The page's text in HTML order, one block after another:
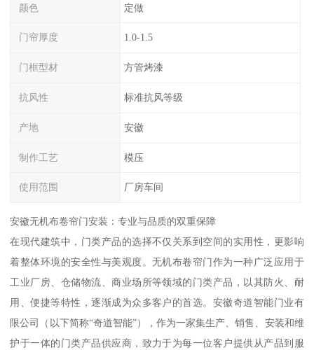
颜色 定做
门帘厚度 1.0-1.5
门框型材 方管烤漆
抗风性 标准抗风等级
产地 安徽
制作工艺 模压
使用范围 厂房车间
安徽无机布卷帘门安装：专业与品质的双重保障
在现代建筑中，门类产品的选择不仅关系到空间的实用性，更影响
着整体环境的安全性与美观度。无机布卷帘门作为一种广泛应用于
工业厂房、仓储物流、商业场所等领域的门类产品，以其防火、耐
用、便捷等特性，逐渐成为众多客户的首选。安徽奇道智能门业有
限公司（以下简称“奇道智能”），作为一家集生产、销售、安装和维
护于一体的门类产品供应商，致力于为每一位客户提供从产品到服